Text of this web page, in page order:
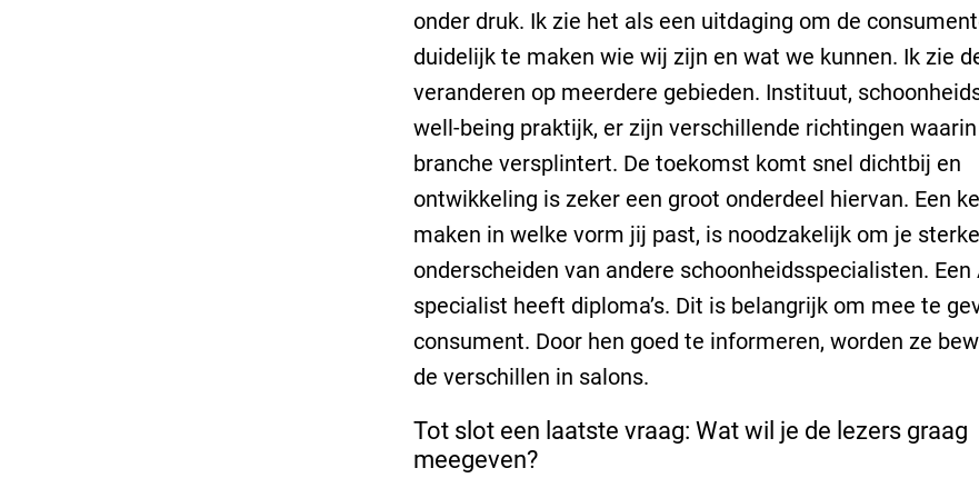
onder druk. Ik zie het als een uitdaging om de
duidelijk te maken wie wij zijn en wat we kunnen. Ik zie
veranderen op meerdere gebieden. Instituut,
well-being praktijk, er zijn verschillende richtingen
branche versplintert. De toekomst komt snel dichtbij en
ontwikkeling is zeker een groot onderdeel hiervan. Een
maken in welke vorm jij past, is noodzakelijk om je
onderscheiden van andere schoonheidsspecialisten. Een
specialist heeft diploma’s. Dit is belangrijk om mee te
consument. Door hen goed te informeren, worden ze
de verschillen in salons.
Tot slot een laatste vraag: Wat wil je de lezers graag
meegeven?